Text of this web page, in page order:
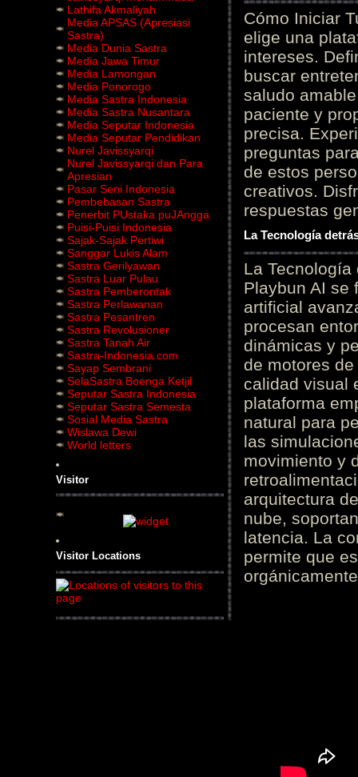
Lathifa Akmaliyah
Media APSAS (Apresiasi
Sastra)
Media Dunia Sastra
Media Jawa Timur
Media Lamongan
Media Ponorogo
Media Sastra Indonesia
Media Sastra Nusantara
Media Seputar Indonesia
Media Seputar Pendidikan
Nurel Javissyarqi
Nurel Javissyarqi dan Para
Apresian
Pasar Seni Indonesia
Pembebasan Sastra
Penerbit PUstaka puJAngga
Puisi-Puisi Indonesia
Sajak-Sajak Pertiwi
Sanggar Lukis Alam
Sastra Gerilyawan
Sastra Luar Pulau
Sastra Pemberontak
Sastra Perlawanan
Sastra Pesantren
Sastra Revolusioner
Sastra Tanah Air
Sastra-Indonesia.com
Sayap Sembrani
SelaSastra Boenga Ketjil
Seputar Sastra Indonesia
Seputar Sastra Semesta
Sosial Media Sastra
Wislawa Dewi
World letters
Visitor
Visitor Locations
Cómo Iniciar
elige una
intereses.
buscar
saludo
paciente y
precisa.
preguntas
de estos
creativos.
respuestas
La Tecnología
La
Playbun AI se
artificial
procesan
dinámicas y
de motores
calidad visual
plataforma
natural para
las
movimiento y
arquitectura
nube,
latencia. La
permite que